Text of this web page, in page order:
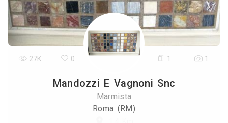
Mandozzi E Vagnoni Snc
Marmista
Roma (RM)
27K 0 1 1